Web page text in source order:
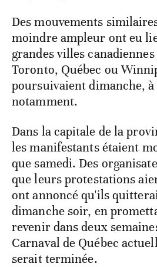
Des mouvements
moindre ampleur ont eu
grandes villes
Toronto, Québec ou
poursuivaient dimanche, à
notamment.
Dans la capitale de la
les manifestants étaient
que samedi. Des
que leurs protestations
ont annoncé qu'ils
dimanche soir, en
revenir dans deux
Carnaval de Québec
serait terminée.